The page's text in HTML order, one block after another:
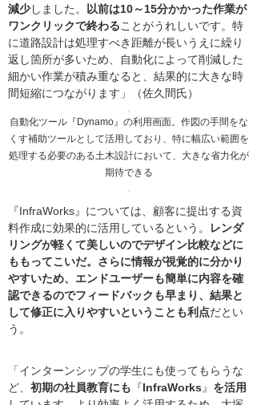
減少しました。
以前は10～15分かかった作業が
ワンクリックで終わることがうれしいです。特
に道路設計は処理すべき距離が長いうえに繰り
返し箇所が多いため、自動化によって削減した
細かい作業が積み重なると、結果的に大きな時
間短縮につながります」（佐久間氏）
自動化ツール『Dynamo』の利用画面。作図の手間をな
くす補助ツールとして活用しており、特に幅広い範囲を
処理する必要のある土木設計において、大きな省力化が
期待できる
『InfraWorks』については、顧客に提出する資
料作成に効果的に活用しているという。
レンダ
リングが軽くて美しいのでデザイン比較などに
ももってこいだ。さらに情報が視覚的に分かり
やすいため、エンドユーザーも簡単に内容を確
認できるのでフィードバックも早まり、結果と
して修正に入りやすいということも利点だとい
う。
「インターンシップの学生にも使ってもらうな
ど、 初期の社員教育にも 『InfraWorks 』 を活用